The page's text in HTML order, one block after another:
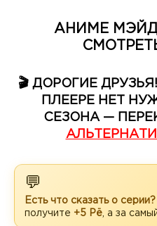
АНИМЕ
🎬 ДОРОГИЕ
ПЛЕЕРЕ НЕТ
СЕЗОНА —
💬
Есть что сказать о серии?
получите +5 Рё , а за